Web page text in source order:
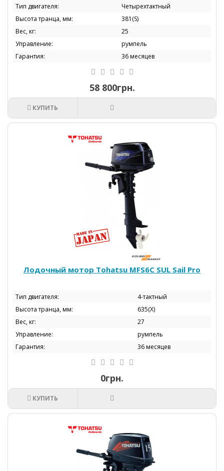
Тип двигателя:
Четырехтактный
Высота транца, мм:
381(S)
Вес, кг:
25
Управление:
румпель
Гарантия:
36 месяцев
58 800грн.
КУПИТЬ
Лодочный мотор Tohatsu МFS6C SUL Sail Pro
Тип двигателя:
4-тактный
Высота транца, мм:
635(Х)
Вес, кг:
27
Управление:
румпель
Гарантия:
36 месяцев
0грн.
КУПИТЬ